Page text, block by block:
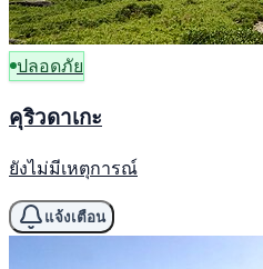
ปลอดภัย
คุริวดาเกะ
ยังไม่มีเหตุการณ์
แจ้งเตือน